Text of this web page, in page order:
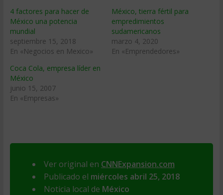
4 factores para hacer de
México una potencia
mundial
septiembre 15, 2018
En «Negocios en Mexico»
México, tierra fértil para
empredimientos
sudamericanos
marzo 4, 2020
En «Emprendedores»
Coca Cola, empresa lí­der en
México
junio 15, 2007
En «Empresas»
Ver original en CNNExpansion.com
Publicado el miércoles abril 25, 2018
Noticia local de México